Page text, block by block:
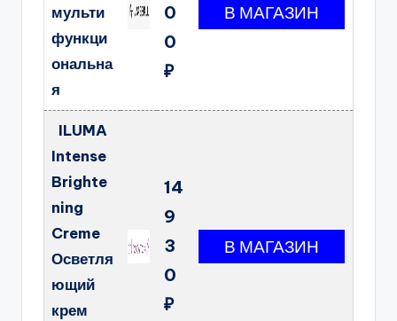
мульти
функци
ональна
я
0
0
₽
ILUMA
Intense
Brighte
ning
Creme
Осветля
ющий
крем
14
9
3
0
₽